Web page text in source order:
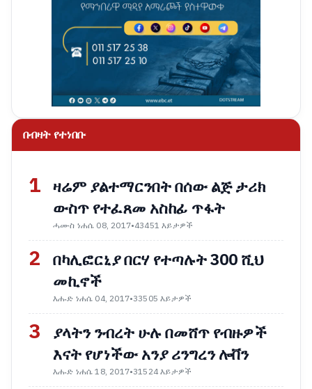
በብዛት የተነበቡ
1 ዛሬም ያልተማርንበት በሰው ልጅ ታሪክ
ውስጥ የተፈጸመ አስከፊ ጥፋት
ሓሙስ ነሐሴ 08, 2017•43451 እይታዎች
2 በካሊፎርኒያ በርሃ የተጣሉት 300 ሺህ
መኪኖች
እሑድ ነሐሴ 04, 2017•33505 እይታዎች
3
ያላትን ንብረት ሁሉ በመሸጥ የብዙዎች
እናት የሆነችው አንያ ሪንግረን ሎቨን
እሑድ ነሐሴ 18, 2017•31524 እይታዎች